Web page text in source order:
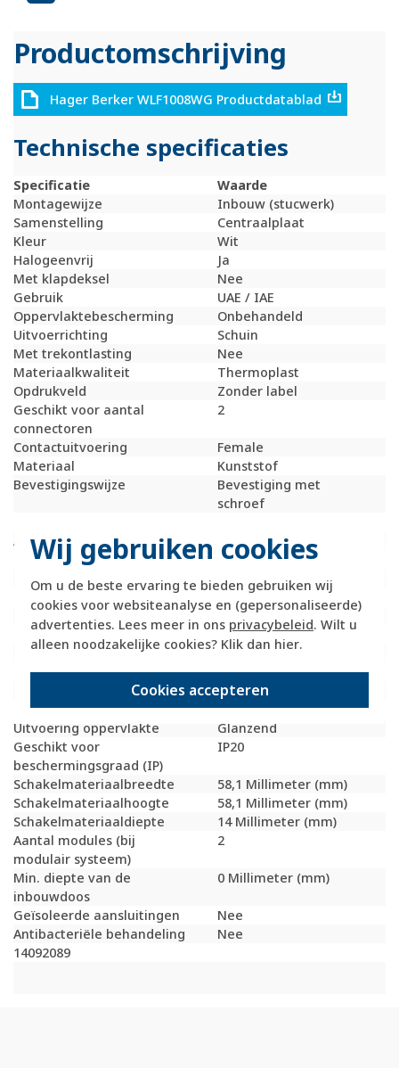
Wij gebruiken cookies
Om u de beste ervaring te bieden gebruiken wij
cookies voor websiteanalyse en (gepersonaliseerde)
advertenties. Lees meer in ons privacybeleid. Wilt u
alleen noodzakelijke cookies? Klik dan hier.
Cookies accepteren
Productomschrijving
Hager Berker WLF1008WG Productdatablad
Technische specificaties
Specificatie
Waarde
Montagewijze
Inbouw (stucwerk)
Samenstelling
Centraalplaat
Kleur
Wit
Halogeenvrij
Ja
Met klapdeksel
Nee
Gebruik
UAE / IAE
Oppervlaktebescherming
Onbehandeld
Uitvoerrichting
Schuin
Met trekontlasting
Nee
Materiaalkwaliteit
Thermoplast
Opdrukveld
Zonder label
Geschikt voor aantal
connectoren
2
Contactuitvoering
Female
Materiaal
Kunststof
Bevestigingswijze
Bevestiging met
schroef
Afgeschermde behuizing
Nee
Met verlichting
Nee
Kroonsteen
Nee
RAL-nummer (vergelijkbaar)
9010
Met stofbescherming
Nee
Met opdruk
Nee
Slagvastheid
IK05
Incl. connectoren
Nee
Nee
Transparant
Nee
Uitvoering oppervlakte
Glanzend
Geschikt voor
beschermingsgraad (IP)
IP20
Schakelmateriaalbreedte
58,1 Millimeter (mm)
Schakelmateriaalhoogte
58,1 Millimeter (mm)
Schakelmateriaaldiepte
14 Millimeter (mm)
Aantal modules (bij
modulair systeem)
2
Min. diepte van de
inbouwdoos
0 Millimeter (mm)
Geïsoleerde aansluitingen
Nee
Antibacteriële behandeling
Nee
14092089